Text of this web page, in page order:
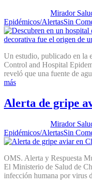
Mirador
Epidémicos/AlertasSin
Un estudio, publicado en la
Control and Hospital
reveló que una fuente de
más
Alerta de gripe
Mirador
Epidémicos/AlertasSin
OMS. Alerta y Respuesta
El Ministerio de Salud de
infección humana por virus